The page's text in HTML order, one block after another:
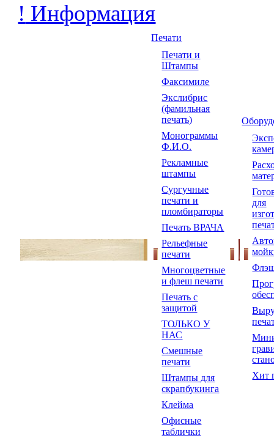
! Информация
Печати
Печати и
Штампы
Факсимиле
Экслибрис
(фамильная
печать)
Монограммы
Ф.И.О.
Рекламные
штампы
Сургучные
печати и
пломбираторы
Печать ВРАЧА
Рельефные
печати
Многоцветные
и флеш печати
Печать с
защитой
ТОЛЬКО У
НАС
Смешные
печати
Штампы для
скрапбукинга
Клейма
Офисные
таблички
для
Хит